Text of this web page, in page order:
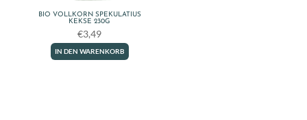
BIO VOLLKORN SPEKULATIUS
KEKSE 230G
€3,49
IN DEN WARENKORB